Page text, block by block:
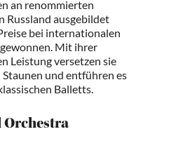
an renommierten
Russland ausgebildet
bei internationalen
Mit ihrer
Leistung versetzen sie
und entführen es
Balletts.
Orchestra